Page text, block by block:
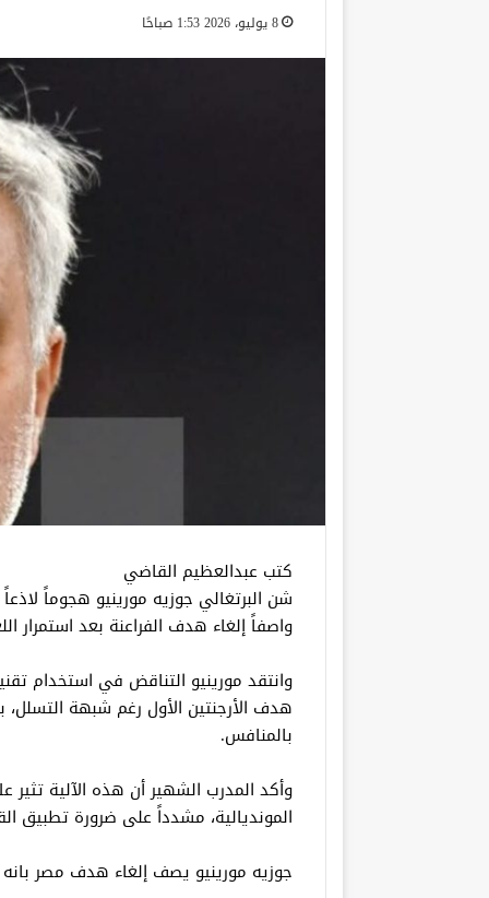
8 يوليو، 2026 1:53 صباحًا
كتب عبدالعظيم القاضي
شن البرتغالي جوزيه مورينيو هجوماً لاذعاً
واصفاً إلغاء هدف الفراعنة بعد استمرار
هدف الأرجنتين الأول رغم شبهة
بالمنافس.
وأكد المدرب الشهير أن هذه الآلية
المونديالية، مشدداً على ضرورة تطبيق
جوزيه مورينيو يصف إلغاء هدف مصر